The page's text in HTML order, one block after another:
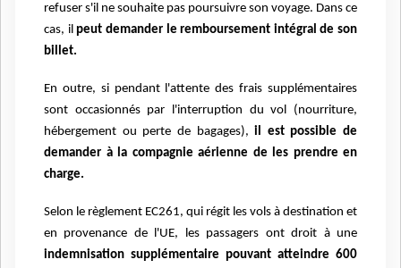
refuser s'il ne souhaite pas poursuivre son voyage. Dans ce
cas, ilpeut demander le remboursement intégral de son
billet.
En outre, si pendant l'attente des frais supplémentaires
sont occasionnés par l'interruption du vol (nourriture,
hébergement ou perte de bagages), il est possible de
demander à la compagnie aérienne de les prendre en
charge.
Selon le règlement EC261, qui régit les vols à destination et
en provenance de l'UE, les passagers ont droit à une
indemnisation supplémentaire pouvant atteindre 600